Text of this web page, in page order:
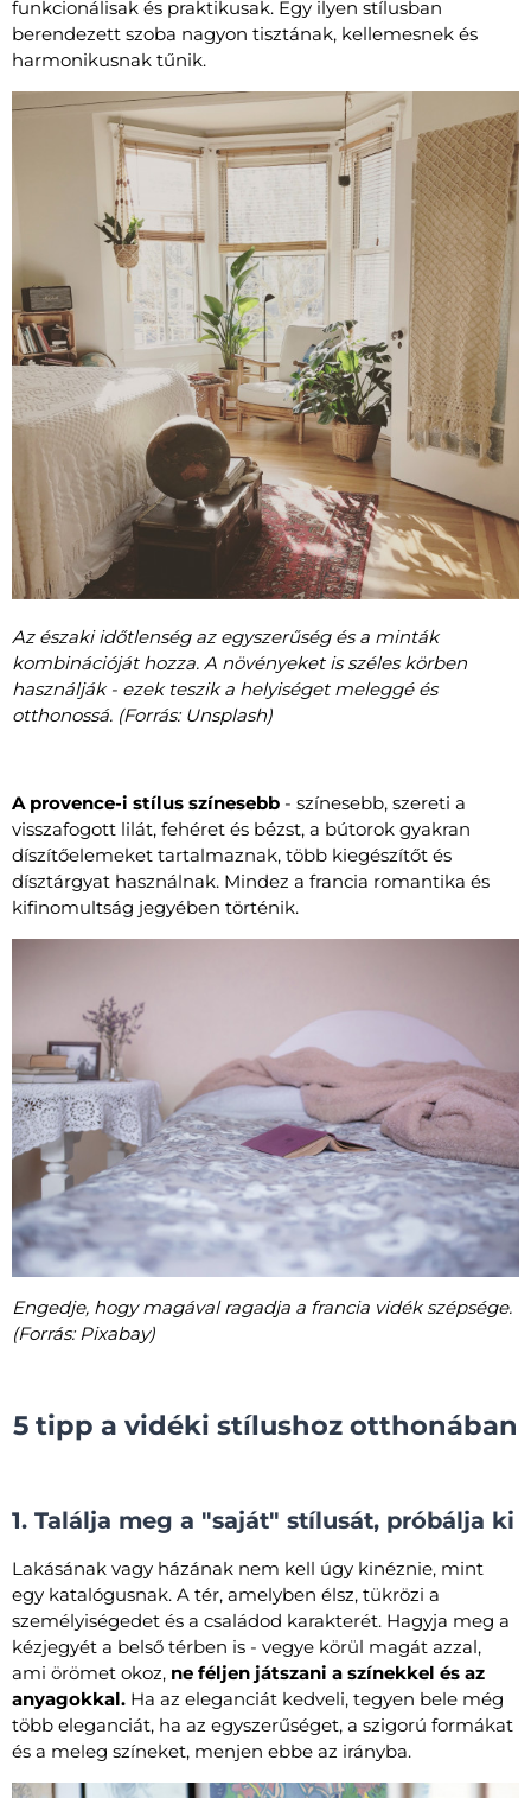
funkcionálisak és praktikusak. Egy ilyen stílusban
berendezett szoba nagyon tisztának, kellemesnek és
harmonikusnak tűnik.
Az északi időtlenség az egyszerűség és a minták
kombinációját hozza. A növényeket is széles körben
használják - ezek teszik a helyiséget meleggé és
otthonossá. (Forrás: Unsplash)
A provence-i stílus színesebb - színesebb, szereti a
visszafogott lilát, fehéret és bézst, a bútorok gyakran
díszítőelemeket tartalmaznak, több kiegészítőt és
dísztárgyat használnak. Mindez a francia romantika és
kifinomultság jegyében történik.
Engedje, hogy magával ragadja a francia vidék szépsége.
(Forrás: Pixabay)
5 tipp a vidéki stílushoz otthonában
1. Találja meg a "saját" stílusát, próbálja ki
Lakásának vagy házának nem kell úgy kinéznie, mint
egy katalógusnak. A tér, amelyben élsz, tükrözi a
személyiségedet és a családod karakterét. Hagyja meg a
kézjegyét a belső térben is - vegye körül magát azzal,
ami örömet okoz, ne féljen játszani a színekkel és az
anyagokkal. Ha az eleganciát kedveli, tegyen bele még
több eleganciát, ha az egyszerűséget, a szigorú formákat
és a meleg színeket, menjen ebbe az irányba.